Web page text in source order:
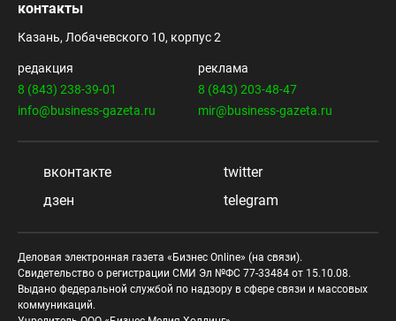
контакты
Казань, Лобачевского 10, корпус 2
редакция
8 (843) 238-39-01
info@business-gazeta.ru
реклама
8 (843) 203-48-47
mir@business-gazeta.ru
вконтакте
twitter
дзен
telegram
Деловая электронная газета «Бизнес Online» (на связи).
Свидетельство о регистрации СМИ Эл №ФС 77-33484 от 15.10.08.
Выдано федеральной службой по надзору в сфере связи и массовых
коммуникаций.